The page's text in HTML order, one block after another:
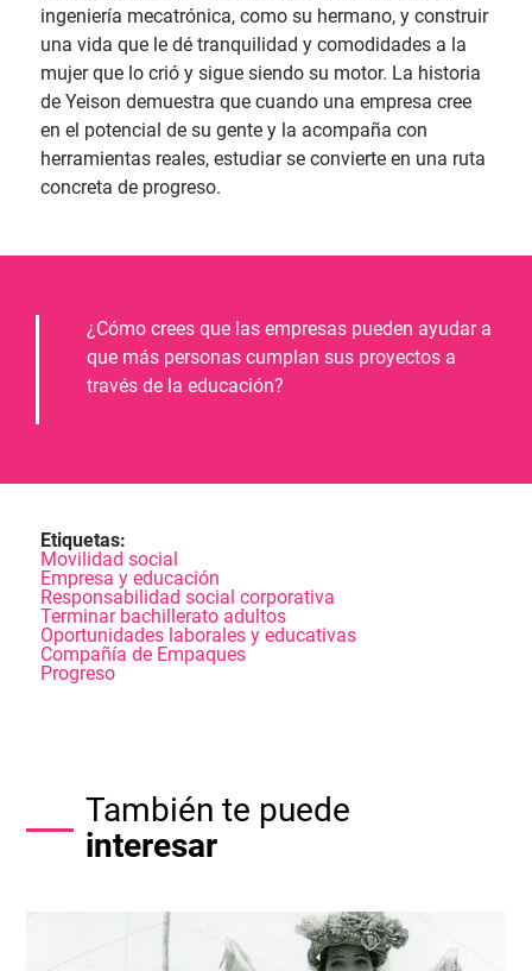
ingeniería mecatrónica, como su hermano, y construir
una vida que le dé tranquilidad y comodidades a la
mujer que lo crió y sigue siendo su motor. La historia
de Yeison demuestra que cuando una empresa cree
en el potencial de su gente y la acompaña con
herramientas reales, estudiar se convierte en una ruta
concreta de progreso.
¿Cómo crees que las empresas pueden ayudar a
que más personas cumplan sus proyectos a
través de la educación?
Etiquetas:
Movilidad social
Empresa y educación
Responsabilidad social corporativa
Terminar bachillerato adultos
Oportunidades laborales y educativas
Compañía de Empaques
Progreso
También te puede
interesar